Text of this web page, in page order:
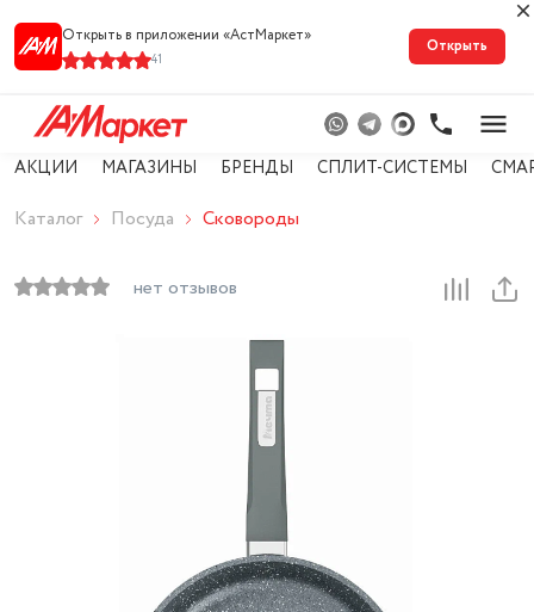
Открыть в приложении «АстМарке‪т‬»
41
Открыть
АКЦИИ МАГАЗИНЫ БРЕНДЫ СПЛИТ-СИСТЕМЫ
Каталог Посуда Сковороды
нет отзывов